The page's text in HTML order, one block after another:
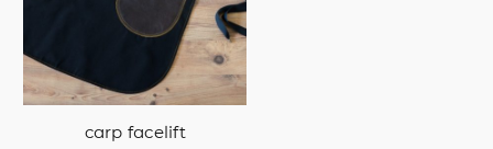
carp facelift